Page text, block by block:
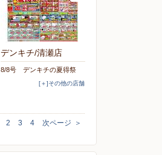
デンキチ/清瀬店
8/8号 デンキチの夏得祭
[＋]その他の店舗
2 3 4 次ページ ＞